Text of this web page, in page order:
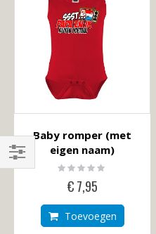
Baby romper (met
eigen naam)
Rating:
0%
€ 7,95
Toevoegen
Shop